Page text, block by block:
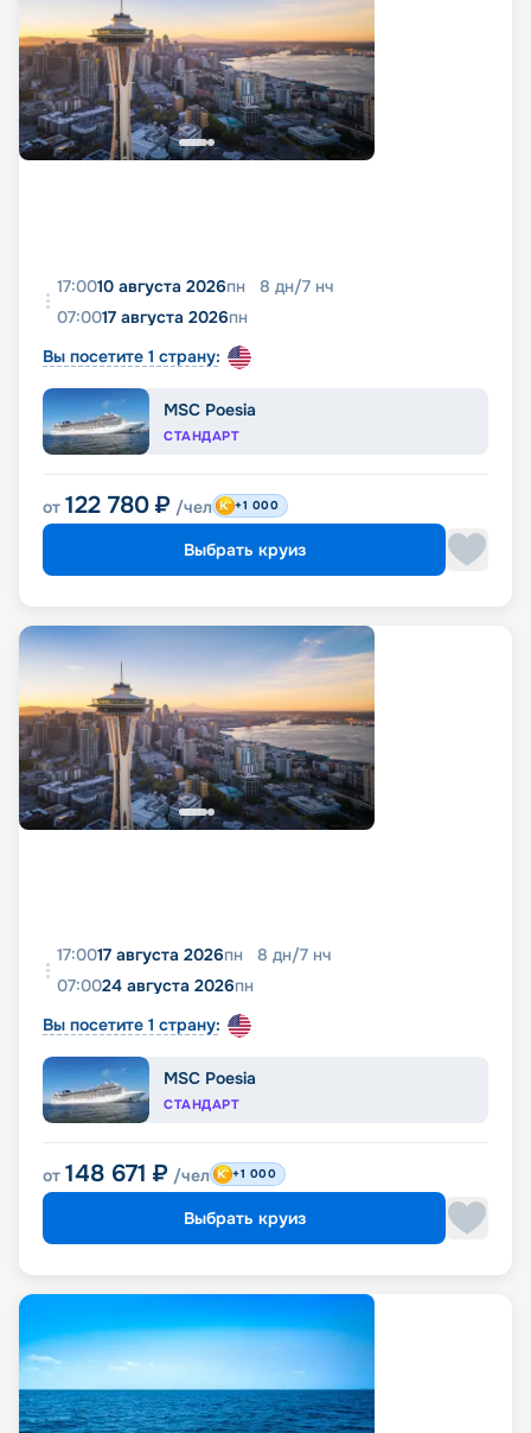
17:0010 августа 2026пн 8 дн/7 нч
07:0017 августа 2026пн
Вы посетите 1 страну:
MSC Poesia
СТАНДАРТ
от 122 780 ₽ /чел +1 000
Выбрать круиз
17:0017 августа 2026пн 8 дн/7 нч
07:0024 августа 2026пн
Вы посетите 1 страну:
MSC Poesia
СТАНДАРТ
от 148 671 ₽ /чел +1 000
Выбрать круиз